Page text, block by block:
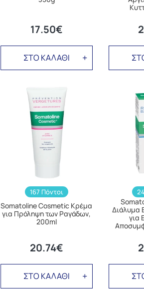
17.50€
ΣΤΟ ΚΑΛΑΘΙ
167 Πόντοι
Somatoline Cosmetic Κρέμα
για Πρόληψη των Ραγάδων,
200ml
20.74€
ΣΤΟ ΚΑΛΑΘΙ
Διάλυμα
για